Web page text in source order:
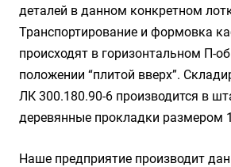
деталей в данном конкретном
Транспортирование и формовка
происходят в горизонтальном П-
положении “плитой вверх”.
ЛК 300.180.90-6 производится в
деревянные прокладки размером
Наше предприятие производит